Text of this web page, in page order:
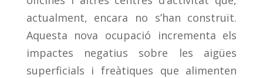
actualment, encara no s’han construït.
Aquesta nova ocupació incrementa els
impactes negatius sobre les aigües
superficials i freàtiques que alimenten